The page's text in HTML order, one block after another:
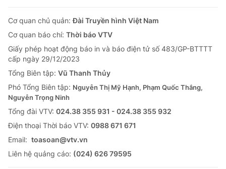
Cơ quan chủ quản:Đài Truyền hình Việt Nam
Cơ quan báo chí: Thời báo VTV
Giấy phép hoạt động báo in và báo điện tử số 483/GP-BTTTT
cấp ngày 29/12/2023
Tổng Biên tập: Vũ Thanh Thủy
Phó Tổng Biên tập: Nguyễn Thị Mỹ Hạnh, Phạm Quốc Thắng,
Nguyễn Trọng Ninh
Tổng đài VTV: 024.38 355 931 - 024.38 355 932
Ðiện thoại Thời báo VTV: 0988 671 671
Email: toasoan@vtv.vn
Liên hệ quảng cáo: (024) 626 79595